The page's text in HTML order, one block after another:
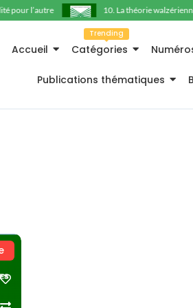
l’autre 10. La théorie walzérienne
Accueil Catégories
Trending
Publications thématiques